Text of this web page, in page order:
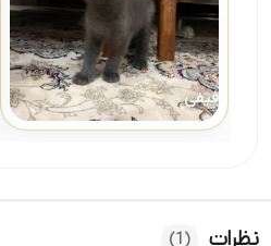
فیفی
نظرات (1)